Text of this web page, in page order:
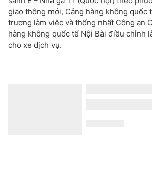
giao thông mới, Cảng hàng không quốc
trương làm việc và thống nhất Công an
hàng không quốc tế Nội Bài điều chỉnh
cho xe dịch vụ.